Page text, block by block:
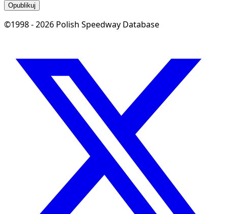
Opublikuj
©1998 - 2026 Polish Speedway Database